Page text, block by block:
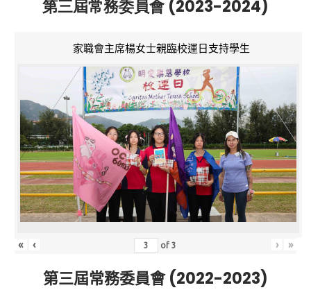
第三屆常務委員會 (2023-2024)
家職會主席楊女士親臨校運日支持學生
« ‹ of3 › »
第三屆常務委員會 (2022-2023)